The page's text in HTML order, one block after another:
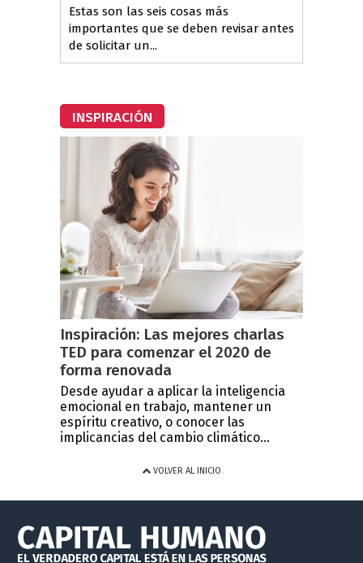
Estas son las seis cosas más
importantes que se deben revisar antes
de solicitar un...
INSPIRACIÓN
Inspiración: Las mejores charlas
TED para comenzar el 2020 de
forma renovada
Desde ayudar a aplicar la inteligencia
emocional en trabajo, mantener un
espíritu creativo, o conocer las
implicancias del cambio climático...
VOLVER AL INICIO